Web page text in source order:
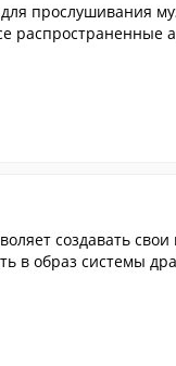
прослушивания
создавать
в образ системы